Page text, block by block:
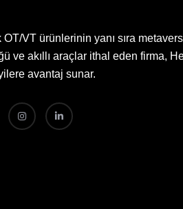
OT/VT ürünlerinin yanı sıra
ve akıllı araçlar ithal eden firma,
avantaj sunar.